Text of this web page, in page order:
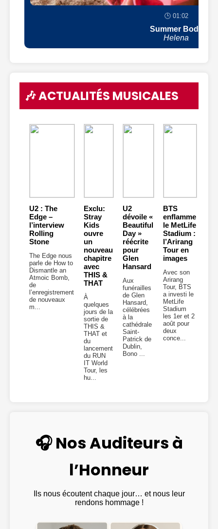
🕒 01:02
Summer Body
Helena
🎶 ACTUALITÉS MUSICALES
U2 : The
Edge –
l’interview
Rolling
Stone
The Edge nous
parle de How to
Dismantle an
Atmoic Bomb,
de
l’enregistrement
de nouveaux
m...
Exclu:
Stray
Kids
ouvre
un
nouveau
chapitre
avec
THIS &
THAT
À
quelques
jours de la
sortie de
THIS &
THAT et
du
lancement
du RUN
IT World
Tour, les
hu...
U2
dévoile «
Beautiful
Day »
réécrite
pour
Glen
Hansard
Aux
funérailles
de Glen
Hansard,
célébrées
à la
cathédrale
Saint-
Patrick de
Dublin,
Bono ...
BTS
enflamme
le MetLife
Stadium :
l’Arirang
Tour en
images
Avec son
Arirang
Tour, BTS
a investi le
MetLife
Stadium
les 1er et 2
août pour
deux
conce...
🎧 Nos Auditeurs à
l’Honneur
Ils nous écoutent chaque jour… et nous leur
rendons hommage !